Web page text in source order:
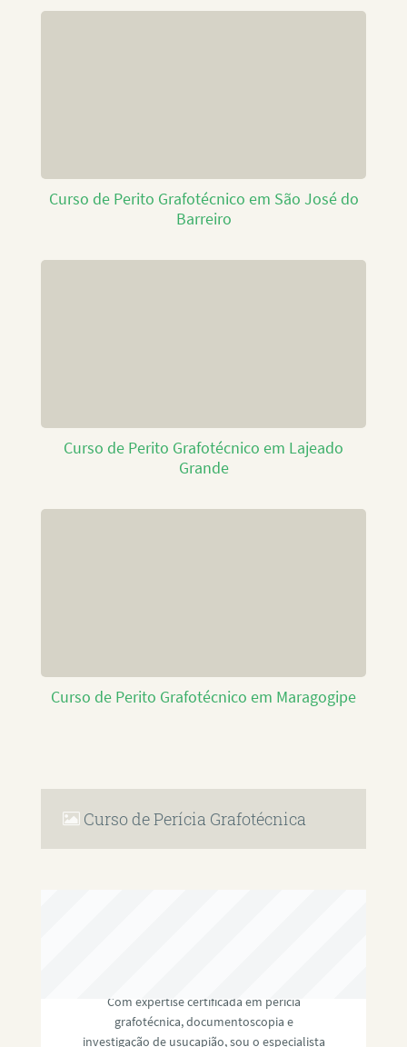
Curso de Perito Grafotécnico em São José do
Barreiro
Curso de Perito Grafotécnico em Lajeado
Grande
Curso de Perito Grafotécnico em Maragogipe
Curso de Perícia Grafotécnica
Com expertise certificada em perícia
grafotécnica, documentoscopia e
investigação de usucapião, sou o especialista